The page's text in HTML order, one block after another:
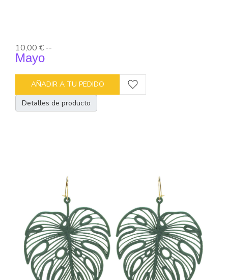
10,00 € --
Mayo
AÑADIR A TU PEDIDO
Detalles de producto